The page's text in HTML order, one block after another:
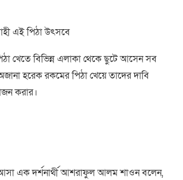
এইপিঠাউৎসবে
খেতেবিভিন্নএলাকাথেকেছুটেআসেনসব
হরেকরকমেরপিঠাখেয়েতাদেরদাবি
করার।
একদর্শনার্থীআশরাফুলআলমশাওনবলেন,